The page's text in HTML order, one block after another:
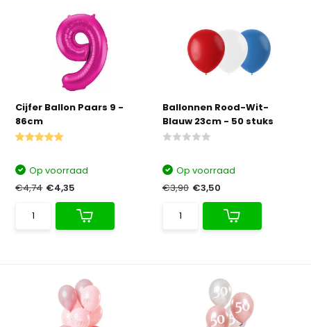
Cijfer Ballon Paars 9 -
86cm
Op voorraad
€4,74 €4,35
Ballonnen Rood-Wit-
Blauw 23cm - 50 stuks
Op voorraad
€3,90 €3,50